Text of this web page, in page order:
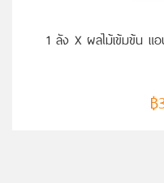
1 ลัง X ผลไม้เข้มข้น
฿